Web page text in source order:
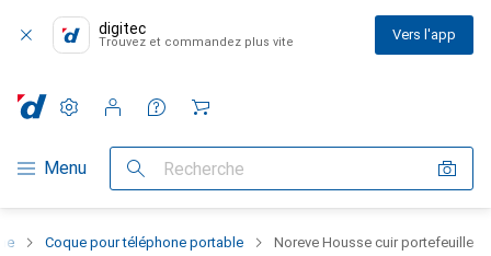
digitec
Trouvez et commandez plus vite Vers l'app
Navigation par catégorie
Menu Recherche
Paramètres
Compte client
Listes de comparaison
Listes d'envies
Panier
Coque pour téléphone portable Noreve Housse cuir portefeuille